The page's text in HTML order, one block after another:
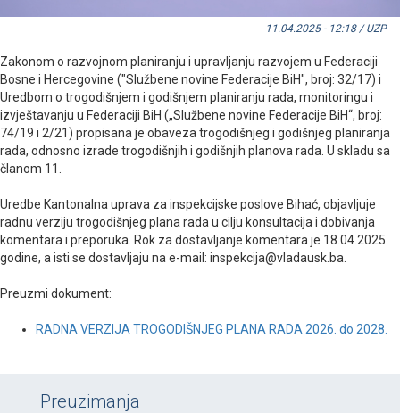
11.04.2025 - 12:18 / UZP
Zakonom o razvojnom planiranju i upravljanju razvojem u Federaciji
Bosne i Hercegovine ("Službene novine Federacije BiH", broj: 32/17) i
Uredbom o trogodišnjem i godišnjem planiranju rada, monitoringu i
izvještavanju u Federaciji BiH („Službene novine Federacije BiH“, broj:
74/19 i 2/21) propisana je obaveza trogodišnjeg i godišnjeg planiranja
rada, odnosno izrade trogodišnjih i godišnjih planova rada. U skladu sa
članom 11.
Uredbe Kantonalna uprava za inspekcijske poslove Bihać, objavljuje
radnu verziju trogodišnjeg plana rada u cilju konsultacija i dobivanja
komentara i preporuka. Rok za dostavljanje komentara je 18.04.2025.
godine, a isti se dostavljaju na e-mail: inspekcija@vladausk.ba.
Preuzmi dokument:
RADNA VERZIJA TROGODIŠNJEG PLANA RADA 2026. do 2028.
Preuzimanja